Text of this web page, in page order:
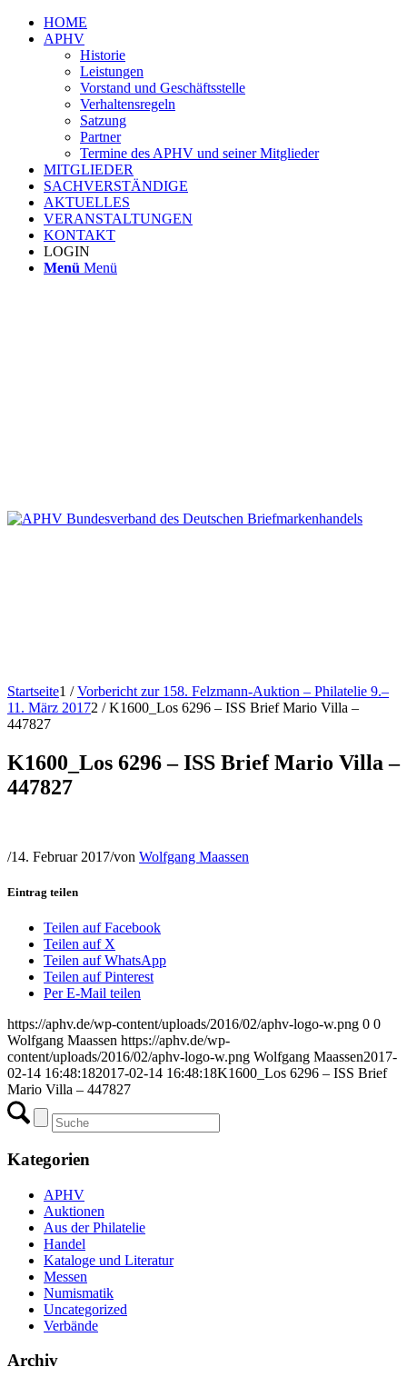
HOME
APHV
Historie
Leistungen
Vorstand und Geschäftsstelle
Verhaltensregeln
Satzung
Partner
Termine des APHV und seiner Mitglieder
MITGLIEDER
SACHVERSTÄNDIGE
AKTUELLES
VERANSTALTUNGEN
KONTAKT
LOGIN
Menü Menü
Startseite1 / Vorbericht zur 158. Felzmann-Auktion – Philatelie 9.–
11. März 20172 / K1600_Los 6296 – ISS Brief Mario Villa –
447827
K1600_Los 6296 – ISS Brief Mario Villa –
447827
/14. Februar 2017/von Wolfgang Maassen
Eintrag teilen
Teilen auf Facebook
Teilen auf X
Teilen auf WhatsApp
Teilen auf Pinterest
Per E-Mail teilen
https://aphv.de/wp-content/uploads/2016/02/aphv-logo-w.png 0 0
Wolfgang Maassen https://aphv.de/wp-
content/uploads/2016/02/aphv-logo-w.png Wolfgang Maassen2017-
02-14 16:48:182017-02-14 16:48:18K1600_Los 6296 – ISS Brief
Mario Villa – 447827
Kategorien
APHV
Auktionen
Aus der Philatelie
Handel
Kataloge und Literatur
Messen
Numismatik
Uncategorized
Verbände
Archiv